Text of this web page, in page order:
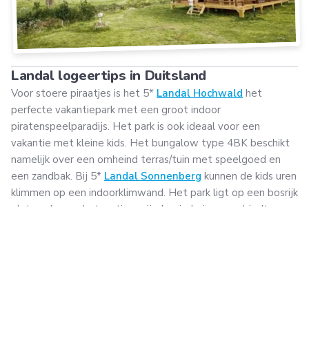
Landal logeertips in Duitsland
Voor stoere piraatjes is het 5* Landal Hochwald het
perfecte vakantiepark met een groot indoor
piratenspeelparadijs. Het park is ook ideaal voor een
vakantie met kleine kids. Het bungalow type 4BK beschikt
namelijk over een omheind terras/tuin met speelgoed en
een zandbak. Bij 5* Landal Sonnenberg kunnen de kids uren
klimmen op een indoorklimwand. Het park ligt op een bosrijk
plateau boven het rustige wijndorpje Leiwen en biedt een